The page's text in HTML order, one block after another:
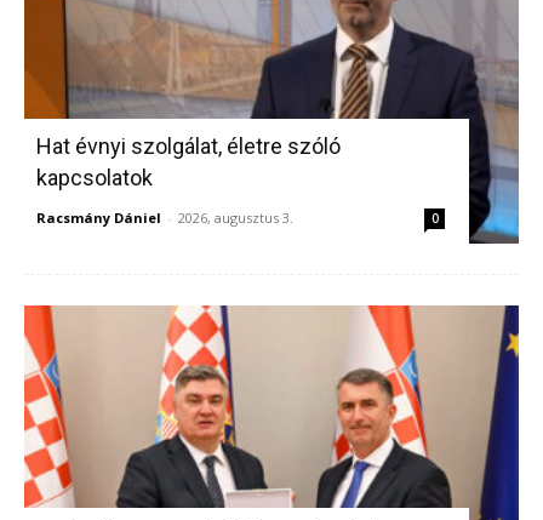
Hat évnyi szolgálat, életre szóló
kapcsolatok
Racsmány Dániel - 2026, augusztus 3. 0